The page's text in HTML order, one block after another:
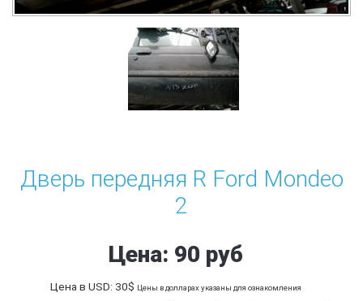
Дверь передняя R Ford Mondeo
2
Цена: 90 руб
Цена в USD: 30$ Цены в долларах указаны для ознакомления